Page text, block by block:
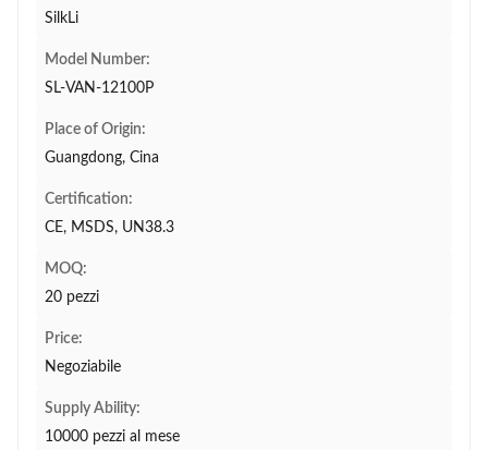
SilkLi
Model Number:
SL-VAN-12100P
Place of Origin:
Guangdong, Cina
Certification:
CE, MSDS, UN38.3
MOQ:
20 pezzi
Price:
Negoziabile
Supply Ability:
10000 pezzi al mese